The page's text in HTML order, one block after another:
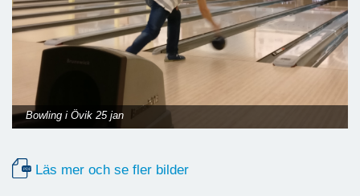
Bowling i Övik 25 jan
Läs mer och se fler bilder